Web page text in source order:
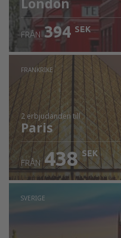
London
FRÅN 394 SEK
FRANKRIKE
2 erbjudanden till
Paris
FRÅN 438 SEK
SVERIGE